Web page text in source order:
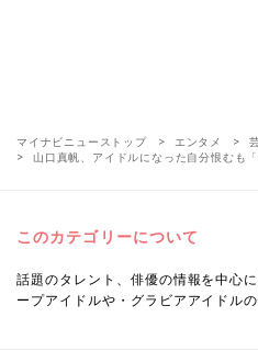
マイナビニューストップ エンタメ
山口真帆、アイドルになった自分恨むも
このカテゴリーについて
話題のタレント、俳優の情報を中心
ープアイドルや・グラビアアイドル